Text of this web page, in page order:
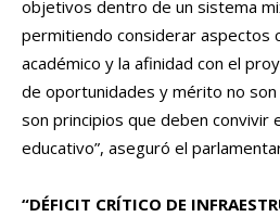
objetivos dentro de un sistema
permitiendo considerar aspectos
académico y la afinidad con el
de oportunidades y mérito no
son principios que deben convivir
educativo”, aseguró el
“DÉFICIT CRÍTICO DE